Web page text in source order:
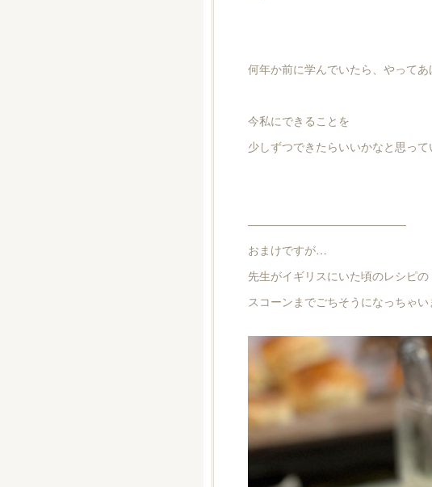
何年か前に学んでいたら、やってあ
今私にできることを
少しずつできたらいいかなと思って
——————————————
おまけですが…
先生がイギリスにいた頃のレシピの
スコーンまでごちそうになっちゃ